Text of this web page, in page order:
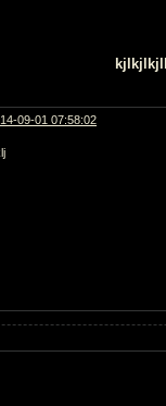
09-01 07:58:02